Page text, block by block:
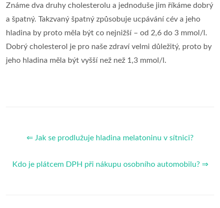
Známe dva druhy cholesterolu a jednoduše jim říkáme dobrý
a špatný. Takzvaný špatný způsobuje ucpávání cév a jeho
hladina by proto měla být co nejnižší – od 2,6 do 3 mmol/l.
Dobrý cholesterol je pro naše zdraví velmi důležitý, proto by
jeho hladina měla být vyšší než než 1,3 mmol/l.
⇐ Jak se prodlužuje hladina melatoninu v sítnici?
Kdo je plátcem DPH při nákupu osobního automobilu? ⇒